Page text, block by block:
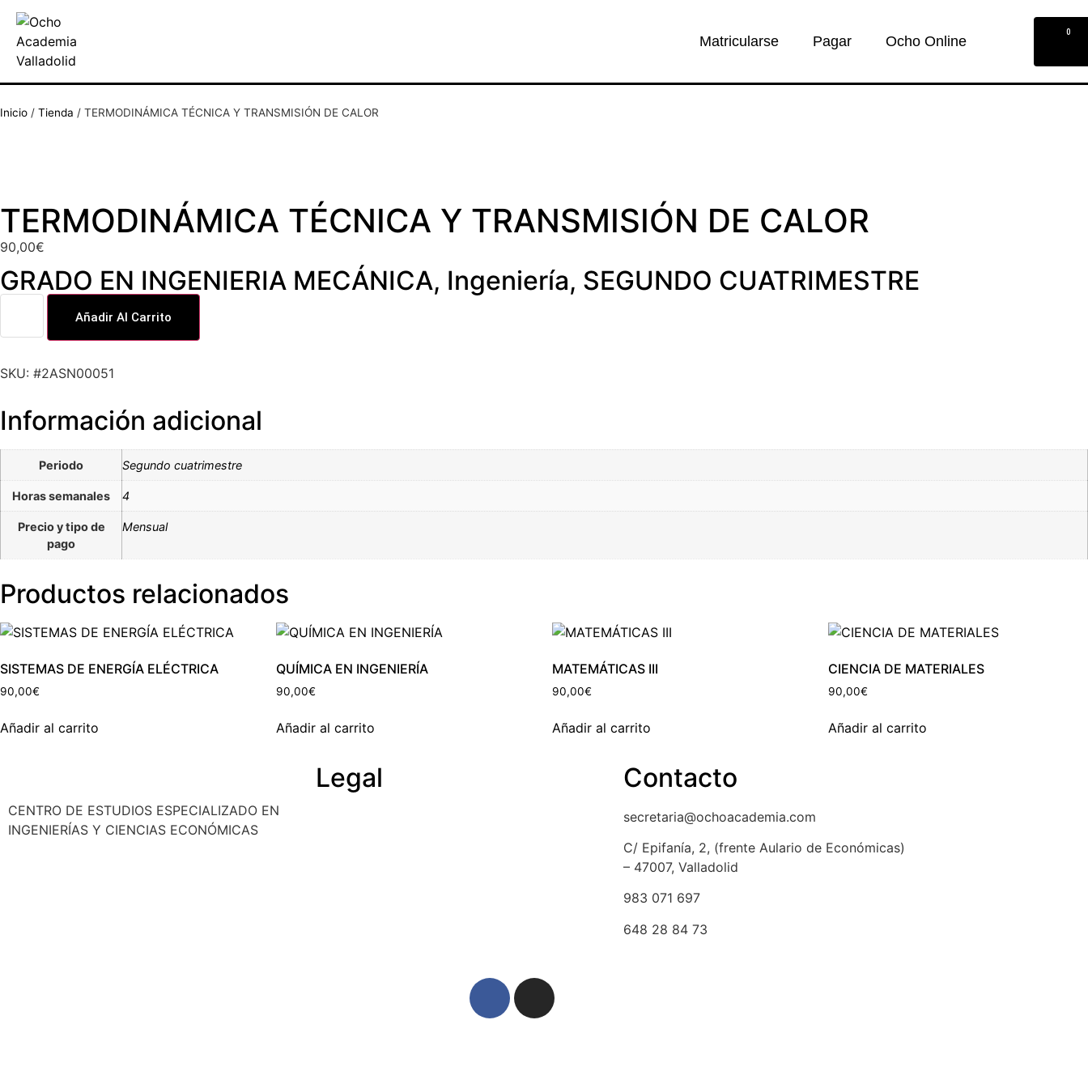
Matricularse Pagar Ocho Online
0
Inicio / Tienda / TERMODINÁMICA TÉCNICA Y TRANSMISIÓN DE CALOR
TERMODINÁMICA TÉCNICA Y TRANSMISIÓN DE CALOR
90,00€
GRADO EN INGENIERIA MECÁNICA, Ingeniería, SEGUNDO CUATRIMESTRE
Añadir Al Carrito
SKU: #2ASN00051
Información adicional
Periodo Segundo cuatrimestre
Horas semanales 4
Precio y tipo de
pago
Mensual
Productos relacionados
SISTEMAS DE ENERGÍA ELÉCTRICA
90,00€
Añadir al carrito
QUÍMICA EN INGENIERÍA
90,00€
Añadir al carrito
MATEMÁTICAS III
90,00€
Añadir al carrito
CIENCIA DE MATERIALES
90,00€
Añadir al carrito
CENTRO DE ESTUDIOS ESPECIALIZADO EN
INGENIERÍAS Y CIENCIAS ECONÓMICAS
Legal Contacto
secretaria@ochoacademia.com
C/ Epifanía, 2, (frente Aulario de Económicas)
– 47007, Valladolid
983 071 697
648 28 84 73